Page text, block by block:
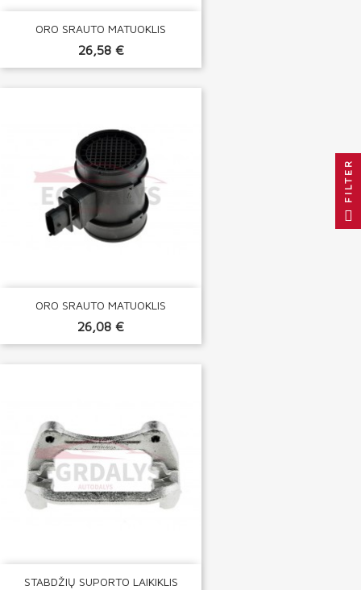
ORO SRAUTO MATUOKLIS
26,58 €
ORO SRAUTO MATUOKLIS
26,08 €
STABDŽIŲ SUPORTO LAIKIKLIS
FILTER